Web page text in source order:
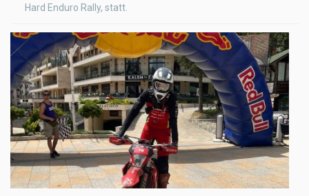
Hard Enduro Rally, statt.